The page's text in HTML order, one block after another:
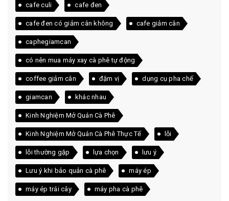
cafe culi cafe đen
cafe đen có giảm cân không cafe giảm cân
caphegiamcan
có nên mua máy xay cà phê tự động
coffee giảm cân đậm vị dụng cụ pha chế
giamcan khác nhau
Kinh Nghiệm Mở Quán Cà Phê
Kinh Nghiệm Mở Quán Cà Phê Thực Tế lỗi
lỗi thường gặp lựa chọn lưu ý
Lưu ý khi bảo quản cà phê máy ép
máy ép trái cây máy pha cà phê